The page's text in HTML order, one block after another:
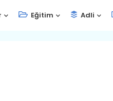
Eğitim Adli